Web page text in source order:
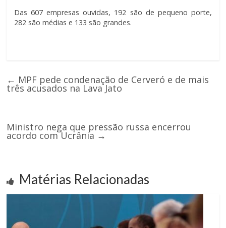
Das 607 empresas ouvidas, 192 são de pequeno porte,
282 são médias e 133 são grandes.
← MPF pede condenação de Cerveró e de mais
três acusados na Lava Jato
Ministro nega que pressão russa encerrou
acordo com Ucrânia →
Matérias Relacionadas